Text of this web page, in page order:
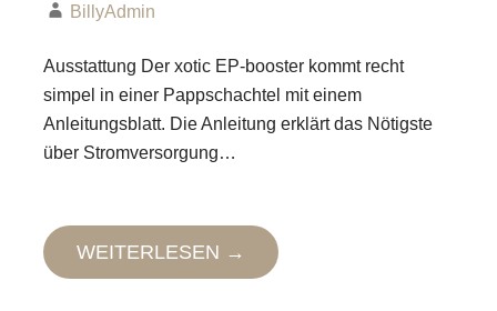
BillyAdmin
Ausstattung Der xotic EP-booster kommt recht
simpel in einer Pappschachtel mit einem
Anleitungsblatt. Die Anleitung erklärt das Nötigste
über Stromversorgung…
WEITERLESEN →